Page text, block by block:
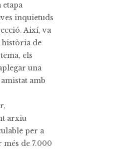
inquietuds
Així, va
història de
els
una
amb
arxiu
per a
de 7.000